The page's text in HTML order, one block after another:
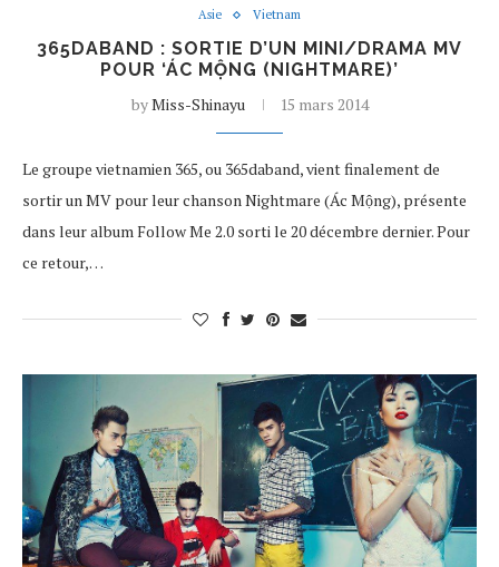
Asie Vietnam
365DABAND : SORTIE D’UN MINI/DRAMA MV
POUR ‘ÁC MỘNG (NIGHTMARE)’
byMiss-Shinayu 15 mars 2014
Le groupe vietnamien 365, ou 365daband, vient finalement de
sortir un MV pour leur chanson Nightmare (Ác Mộng), présente
dans leur album Follow Me 2.0 sorti le 20 décembre dernier. Pour
ce retour,…